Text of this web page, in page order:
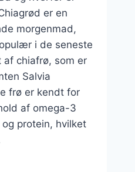
er en
morgenmad,
i de seneste
af chiafrø, som er
Salvia
frø er kendt for
af omega-3
protein, hvilket